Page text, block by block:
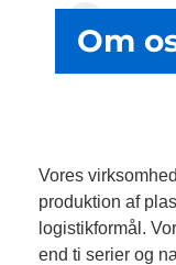
Om
Om
Vores
produktion af
logistikformål.
end ti serier og